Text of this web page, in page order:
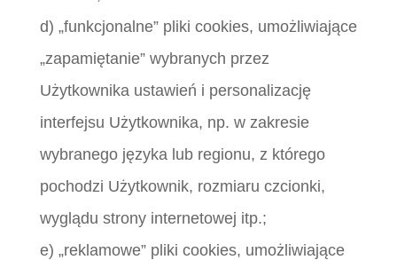
d) „funkcjonalne” pliki cookies, umożliwiające
„zapamiętanie” wybranych przez
Użytkownika ustawień i personalizację
interfejsu Użytkownika, np. w zakresie
wybranego języka lub regionu, z którego
pochodzi Użytkownik, rozmiaru czcionki,
wyglądu strony internetowej itp.;
e) „reklamowe” pliki cookies, umożliwiające